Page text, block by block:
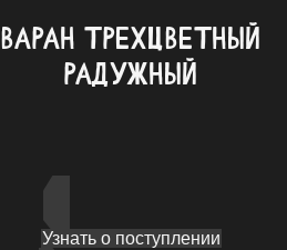
ВАРАН ТРЕХЦВЕТНЫЙ
РАДУЖНЫЙ
Узнать о поступлении